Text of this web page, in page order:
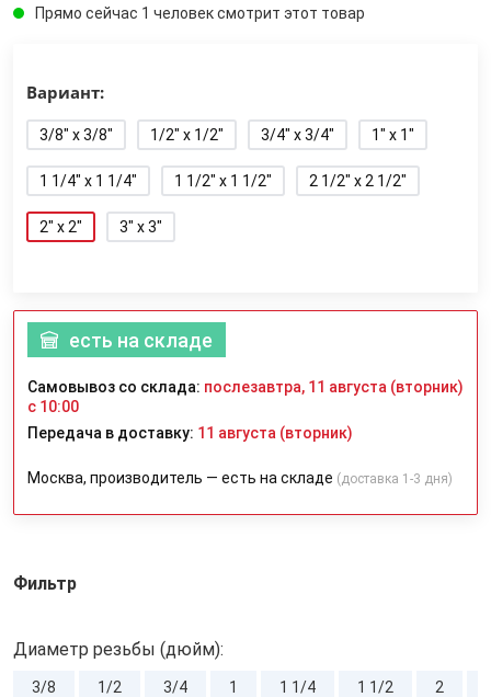
Прямо сейчас 1 человек смотрит этот товар
Вариант:
3/8" x 3/8" 1/2" x 1/2" 3/4" x 3/4" 1" x 1"
1 1/4" x 1 1/4" 1 1/2" x 1 1/2" 2 1/2" x 2 1/2"
2" x 2" 3" x 3"
есть на складе
Самовывоз со склада: послезавтра, 11 августа (вторник)
с 10:00
Передача в доставку: 11 августа (вторник)
Москва, производитель — есть на складе (доставка 1-3 дня)
Фильтр
Диаметр резьбы (дюйм):
3/8 1/2 3/4 1 1 1/4 1 1/2 2